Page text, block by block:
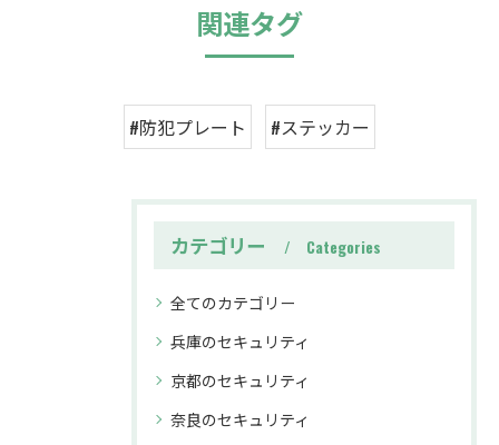
関連タグ
#防犯プレート #ステッカー
カテゴリー Categories
全てのカテゴリー
兵庫のセキュリティ
京都のセキュリティ
奈良のセキュリティ